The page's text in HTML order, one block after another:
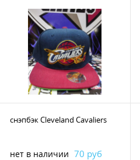
снэпбэк Cleveland Cavaliers
нет в наличии 70 руб